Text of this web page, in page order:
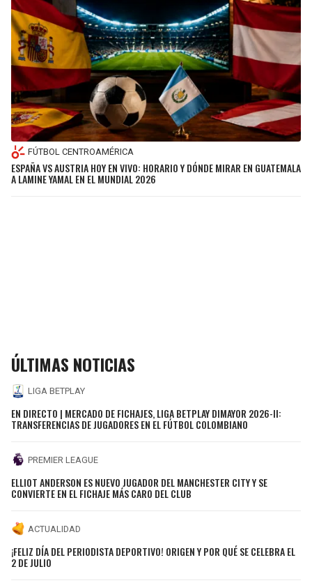
FÚTBOL CENTROAMÉRICA
ESPAÑA VS AUSTRIA HOY EN VIVO: HORARIO Y DÓNDE MIRAR EN GUATEMALA
A LAMINE YAMAL EN EL MUNDIAL 2026
ÚLTIMAS NOTICIAS
LIGA BETPLAY
EN DIRECTO | MERCADO DE FICHAJES, LIGA BETPLAY DIMAYOR 2026-II:
TRANSFERENCIAS DE JUGADORES EN EL FÚTBOL COLOMBIANO
PREMIER LEAGUE
ELLIOT ANDERSON ES NUEVO JUGADOR DEL MANCHESTER CITY Y SE
CONVIERTE EN EL FICHAJE MÁS CARO DEL CLUB
ACTUALIDAD
¡FELIZ DÍA DEL PERIODISTA DEPORTIVO! ORIGEN Y POR QUÉ SE CELEBRA EL
2 DE JULIO